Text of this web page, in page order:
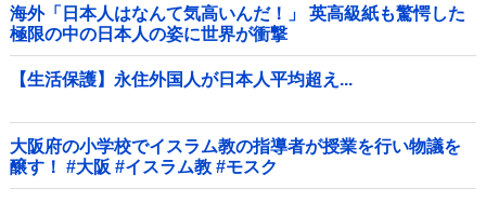
海外「日本人はなんて気高いんだ！」 英高級紙も驚愕した
極限の中の日本人の姿に世界が衝撃
【生活保護】永住外国人が日本人平均超え...
大阪府の小学校でイスラム教の指導者が授業を行い物議を
醸す！ #大阪 #イスラム教 #モスク